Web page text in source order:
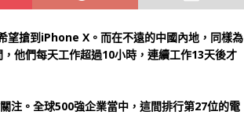
望搶到iPhone X。而在不遠的中國內地，同樣為
他們每天工作超過10小時，連續工作13天後才
注。全球500強企業當中，這間排行第27位的電